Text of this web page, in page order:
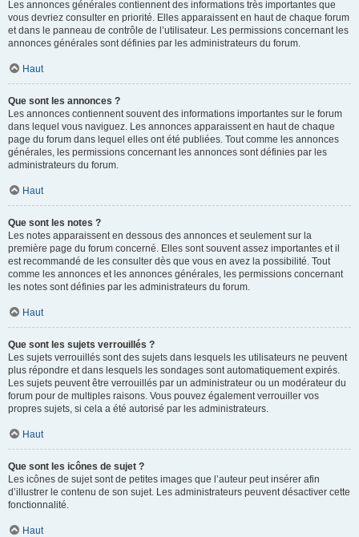
Les annonces générales contiennent des informations très importantes que
vous devriez consulter en priorité. Elles apparaissent en haut de chaque forum
et dans le panneau de contrôle de l’utilisateur. Les permissions concernant les
annonces générales sont définies par les administrateurs du forum.
Haut
Que sont les annonces ?
Les annonces contiennent souvent des informations importantes sur le forum
dans lequel vous naviguez. Les annonces apparaissent en haut de chaque
page du forum dans lequel elles ont été publiées. Tout comme les annonces
générales, les permissions concernant les annonces sont définies par les
administrateurs du forum.
Haut
Que sont les notes ?
Les notes apparaissent en dessous des annonces et seulement sur la
première page du forum concerné. Elles sont souvent assez importantes et il
est recommandé de les consulter dès que vous en avez la possibilité. Tout
comme les annonces et les annonces générales, les permissions concernant
les notes sont définies par les administrateurs du forum.
Haut
Que sont les sujets verrouillés ?
Les sujets verrouillés sont des sujets dans lesquels les utilisateurs ne peuvent
plus répondre et dans lesquels les sondages sont automatiquement expirés.
Les sujets peuvent être verrouillés par un administrateur ou un modérateur du
forum pour de multiples raisons. Vous pouvez également verrouiller vos
propres sujets, si cela a été autorisé par les administrateurs.
Haut
Que sont les icônes de sujet ?
Les icônes de sujet sont de petites images que l’auteur peut insérer afin
d’illustrer le contenu de son sujet. Les administrateurs peuvent désactiver cette
fonctionnalité.
Haut